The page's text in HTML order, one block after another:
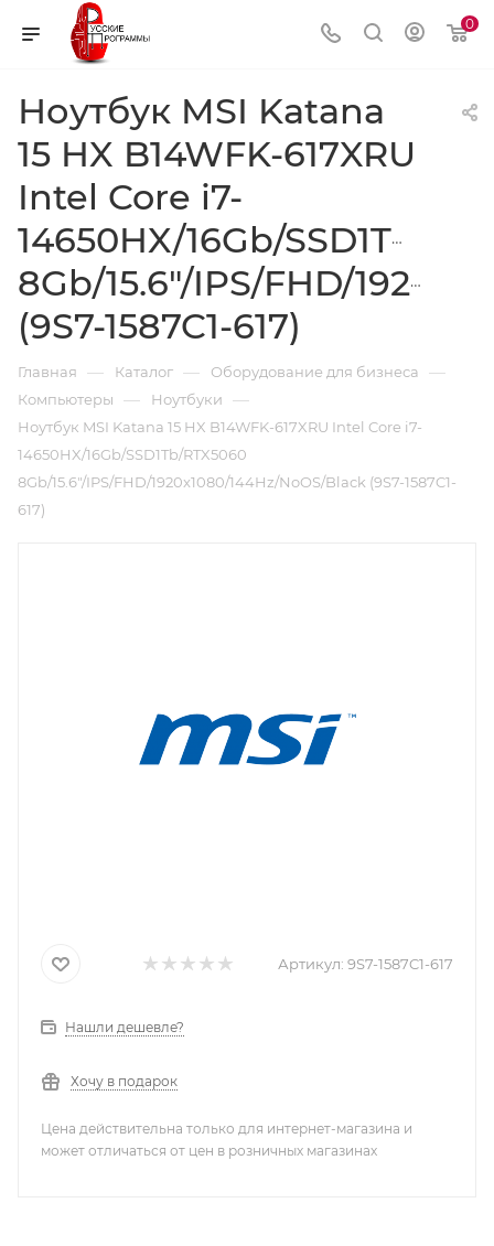
0
Ноутбук MSI Katana
15 HX B14WFK-617XRU
Intel Core i7-
14650HX/16Gb/SSD1Tb/
8Gb/15.6"/IPS/FHD/
(9S7-1587C1-617)
Главная — Каталог — Оборудование для бизнеса —
Компьютеры — Ноутбуки —
Ноутбук MSI Katana 15 HX B14WFK-617XRU Intel Core i7-
14650HX/16Gb/SSD1Tb/RTX5060
8Gb/15.6"/IPS/FHD/1920x1080/144Hz/NoOS/Black (9S7-1587C1-
617)
Артикул: 9S7-1587C1-617
Нашли дешевле?
Хочу в подарок
Цена действительна только для интернет-магазина и
может отличаться от цен в розничных магазинах